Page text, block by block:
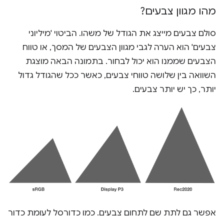
מהו מגוון צבעים?
סולם צבעים מייצג את הגודל של משהו. הביטוי 'מיליוני
צבעים' הוא הערה לגבי מגוון הצבעים של המסך, או טווח
הצבעים שממנו הוא יכול לבחור. בתמונה הבאה מוצגת
השוואה בין שלושה טווחי צבעים, כאשר ככל שהגודל גדול
יותר, כך יש יותר צבעים.
אפשר גם לתת שם לתחום צבעים. כמו כדורסל לעומת כדור